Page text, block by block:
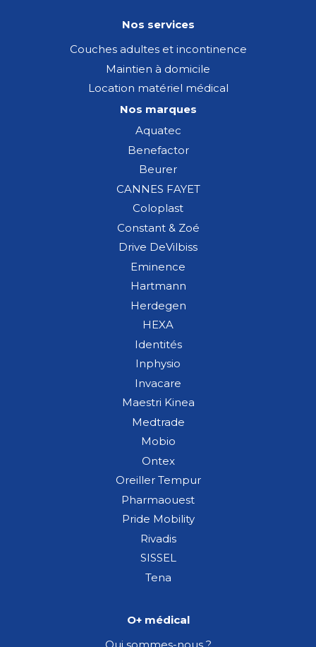
Nos services
Couches adultes et incontinence
Maintien à domicile
Location matériel médical
Nos marques
Aquatec
Benefactor
Beurer
CANNES FAYET
Coloplast
Constant & Zoé
Drive DeVilbiss
Eminence
Hartmann
Herdegen
HEXA
Identités
Inphysio
Invacare
Maestri Kinea
Medtrade
Mobio
Ontex
Oreiller Tempur
Pharmaouest
Pride Mobility
Rivadis
SISSEL
Tena
O+ médical